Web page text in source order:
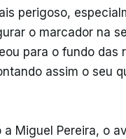
perigoso,
o marcador na
para o fundo das
assim o seu
Miguel Pereira, o